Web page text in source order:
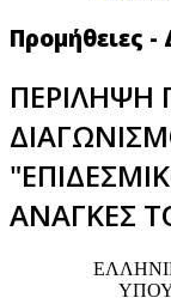
Προμήθειες -
ΠΕΡΙΛΗΨΗ
ΑΝΑΓΚΕΣ